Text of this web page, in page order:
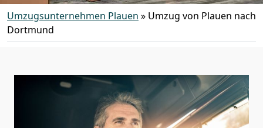
Umzugsunternehmen Plauen » Umzug von Plauen nach
Dortmund